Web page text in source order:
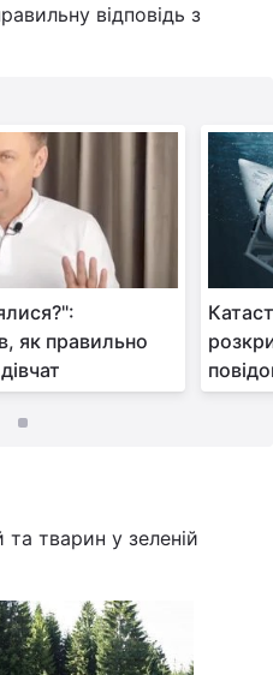
відповідь з
як правильно
тварин у зеленій